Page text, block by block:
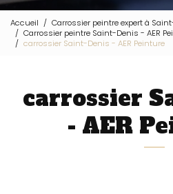
Accueil
Carrossier peintre expert à
Carrossier peintre Saint-Denis - AER
carrossier Saint-Denis - AER Peinture
carrossier
- AER